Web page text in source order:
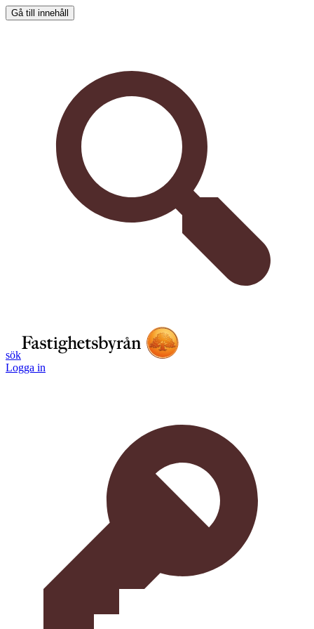
Gå till innehåll
sök
Logga in